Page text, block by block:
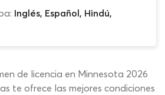
Inglés, Español, Hindú,
de licencia en Minnesota 2026
te ofrece las mejores condiciones